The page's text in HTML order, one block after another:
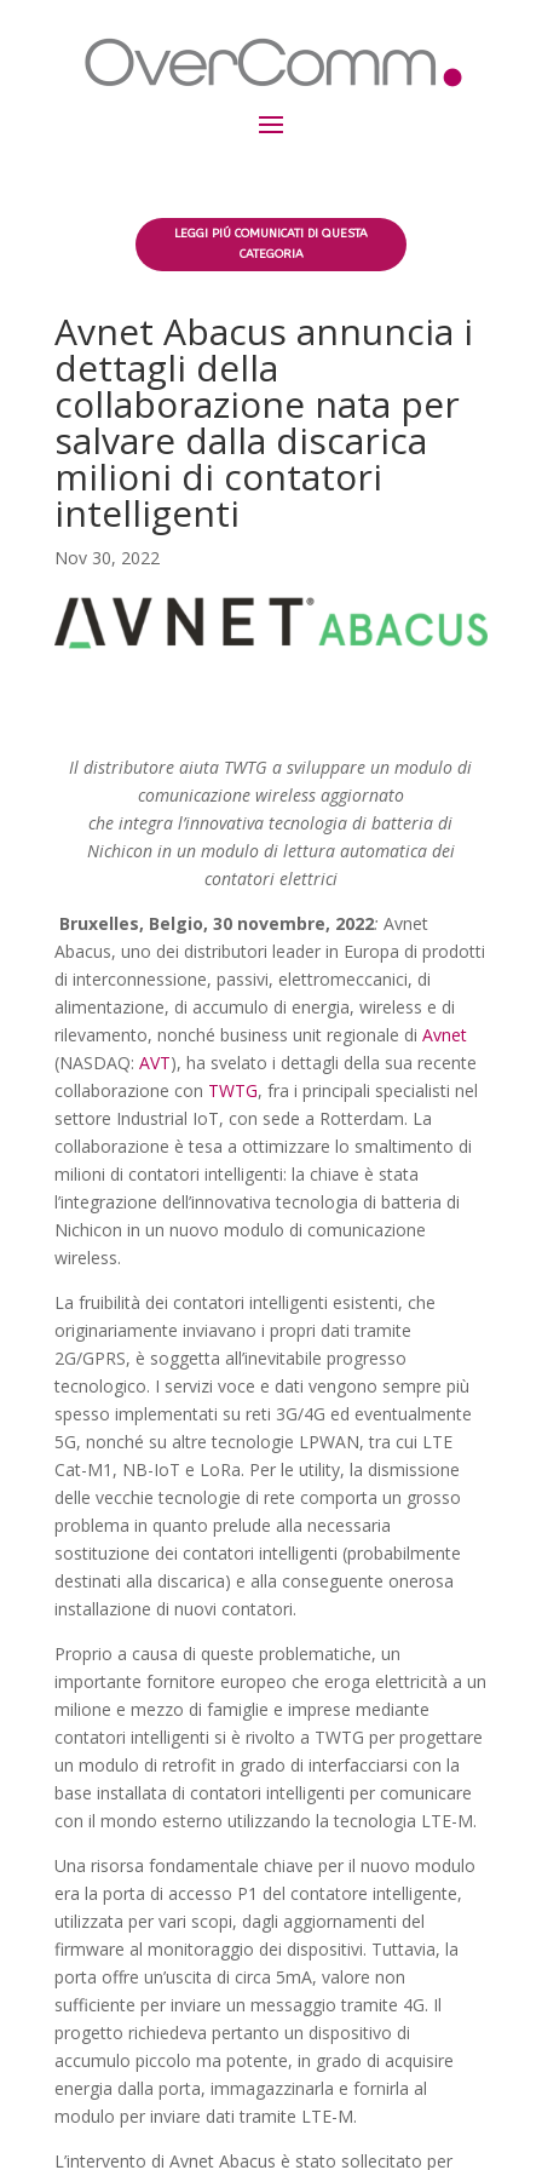
Avnet Abacus annuncia i
dettagli della
collaborazione nata per
salvare dalla discarica
milioni di contatori
intelligenti
Nov 30, 2022
Il distributore aiuta TWTG a sviluppare un modulo di
comunicazione wireless aggiornato
che integra l’innovativa tecnologia di batteria di
Nichicon in un modulo di lettura automatica dei
contatori elettrici
Bruxelles, Belgio, 30 novembre, 2022: Avnet
Abacus, uno dei distributori leader in Europa di prodotti
di interconnessione, passivi, elettromeccanici, di
alimentazione, di accumulo di energia, wireless e di
rilevamento, nonché business unit regionale di Avnet
(NASDAQ: AVT), ha svelato i dettagli della sua recente
collaborazione con TWTG, fra i principali specialisti nel
settore Industrial IoT, con sede a Rotterdam. La
collaborazione è tesa a ottimizzare lo smaltimento di
milioni di contatori intelligenti: la chiave è stata
l’integrazione dell’innovativa tecnologia di batteria di
Nichicon in un nuovo modulo di comunicazione
wireless.
La fruibilità dei contatori intelligenti esistenti, che
originariamente inviavano i propri dati tramite
2G/GPRS, è soggetta all’inevitabile progresso
tecnologico. I servizi voce e dati vengono sempre più
spesso implementati su reti 3G/4G ed eventualmente
5G, nonché su altre tecnologie LPWAN, tra cui LTE
Cat-M1, NB-IoT e LoRa. Per le utility, la dismissione
delle vecchie tecnologie di rete comporta un grosso
problema in quanto prelude alla necessaria
sostituzione dei contatori intelligenti (probabilmente
destinati alla discarica) e alla conseguente onerosa
installazione di nuovi contatori.
Proprio a causa di queste problematiche, un
importante fornitore europeo che eroga elettricità a un
milione e mezzo di famiglie e imprese mediante
contatori intelligenti si è rivolto a TWTG per progettare
un modulo di retrofit in grado di interfacciarsi con la
base installata di contatori intelligenti per comunicare
con il mondo esterno utilizzando la tecnologia LTE-M.
Una risorsa fondamentale chiave per il nuovo modulo
era la porta di accesso P1 del contatore intelligente,
utilizzata per vari scopi, dagli aggiornamenti del
firmware al monitoraggio dei dispositivi. Tuttavia, la
porta offre un’uscita di circa 5mA, valore non
sufficiente per inviare un messaggio tramite 4G. Il
progetto richiedeva pertanto un dispositivo di
accumulo piccolo ma potente, in grado di acquisire
energia dalla porta, immagazzinarla e fornirla al
modulo per inviare dati tramite LTE-M.
L’intervento di Avnet Abacus è stato sollecitato per
LEGGI PIÚ COMUNICATI DI QUESTA
CATEGORIA